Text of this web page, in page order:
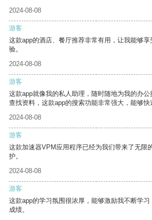
2024-08-08
游客
这款app的酒店、餐厅推荐非常有用，让我能够
验。
2024-08-08
游客
这款app就像我的私人助理，随时随地为我的办
查找资料，这款app的搜索功能非常强大，能够快
2024-08-08
游客
这款加速器VPM应用程序已经为我们带来了无限
护。
2024-08-08
游客
这款app的学习氛围很浓厚，能够激励我不断学
成绩。